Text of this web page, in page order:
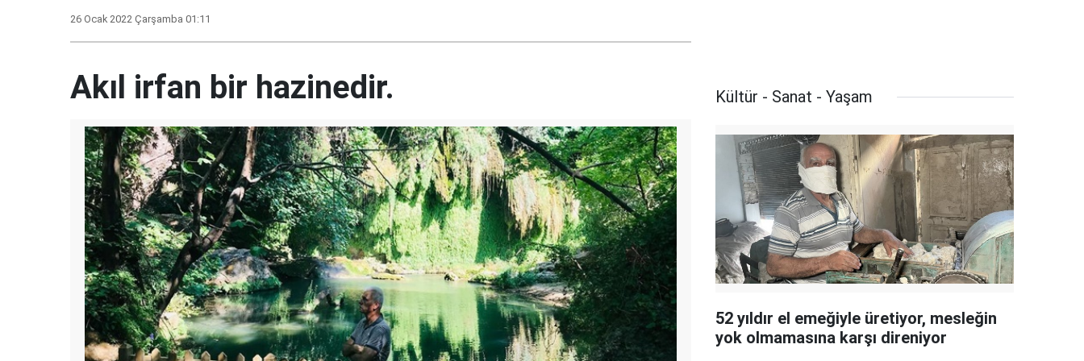
26 Ocak 2022 Çarşamba 01:11
Akıl irfan bir hazinedir. Kültür - Sanat - Yaşam
52 yıldır el emeğiyle üretiyor, mesleğin
yok olmamasına karşı direniyor